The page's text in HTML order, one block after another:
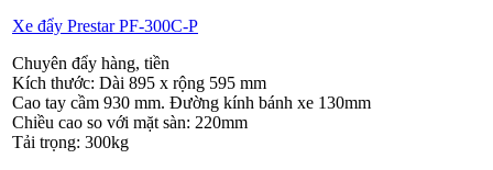
Xe đẩy Prestar PF-300C-P
Chuyên đẩy hàng, tiền
Kích thước: Dài 895 x rộng 595 mm
Cao tay cầm 930 mm. Đường kính bánh xe 130mm
Chiều cao so với mặt sàn: 220mm
Tải trọng: 300kg